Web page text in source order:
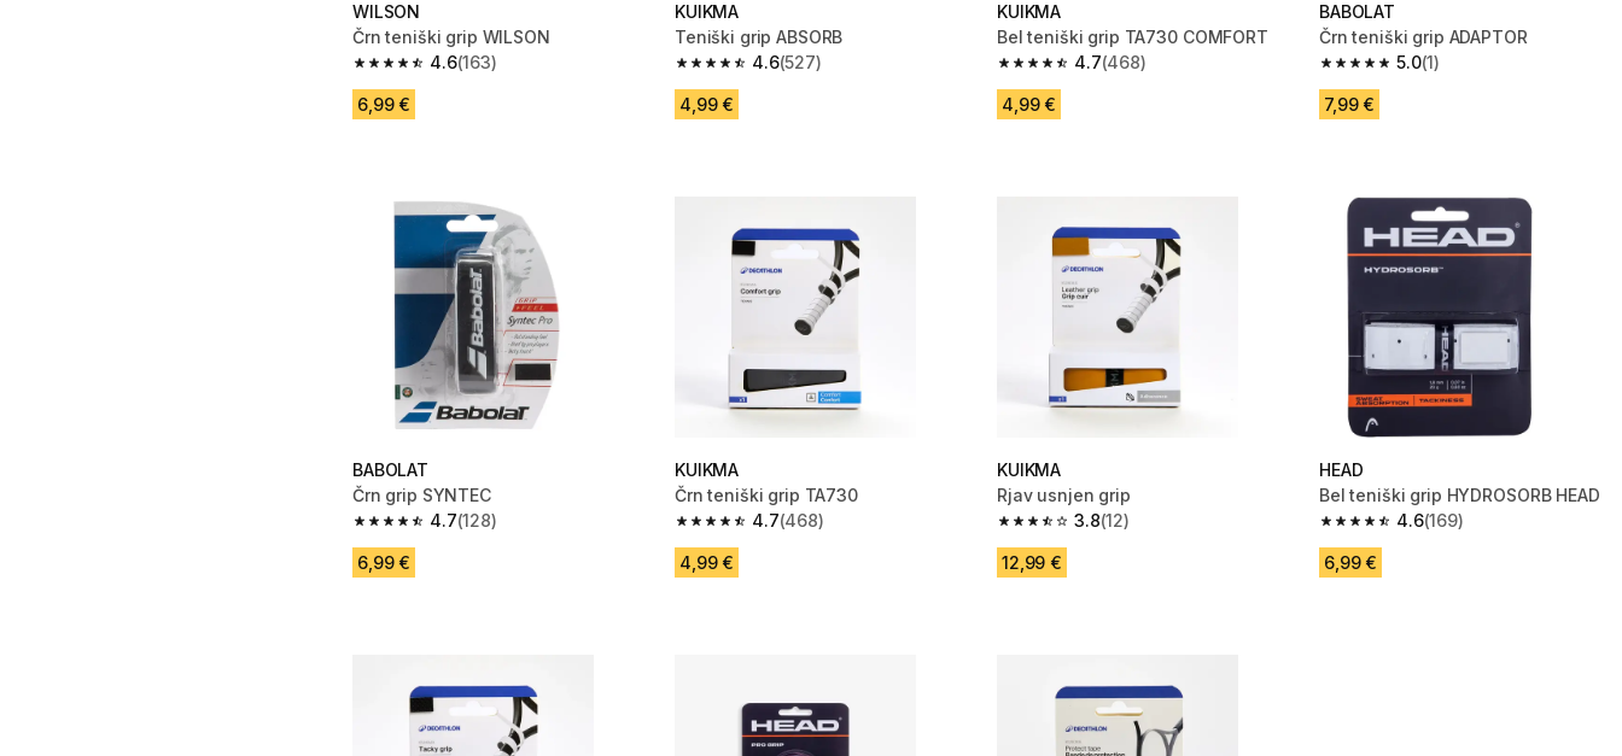
WILSON
Črn teniški grip WILSON
4.6
4.6 od 5 zvezdic from 163 ocene
(163)
6,99 €
KUIKMA
Teniški grip ABSORB
4.6
4.6 od 5 zvezdic from 527 ocene
(527)
4,99 €
KUIKMA
Bel teniški grip TA730 COMFORT
4.7
4.7 od 5 zvezdic from 468 ocene
(468)
4,99 €
BABOLAT
Črn teniški grip ADAPTOR
5.0
5.0 od 5 zvezdic from 1 ocene
(1)
7,99 €
BABOLAT
Črn grip SYNTEC
4.7
4.7 od 5 zvezdic from 128 ocene
(128)
6,99 €
KUIKMA
Črn teniški grip TA730
4.7
4.7 od 5 zvezdic from 468 ocene
(468)
4,99 €
KUIKMA
Rjav usnjen grip
3.8
3.8 od 5 zvezdic from 12 ocene
(12)
12,99 €
HEAD
Bel teniški grip HYDROSORB HEAD
4.6
4.6 od 5 zvezdic from 169 ocene
(169)
6,99 €